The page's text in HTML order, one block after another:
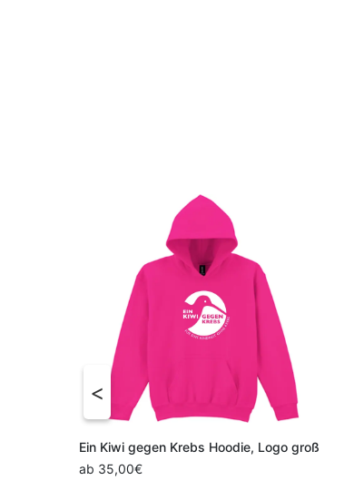
Variante auswählen
Ein Kiwi gegen Krebs Hoodie, Logo groß
ab 35,00€